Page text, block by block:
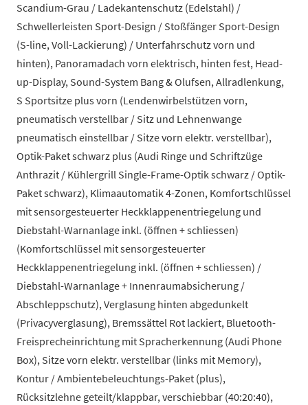
Scandium-Grau / Ladekantenschutz (Edelstahl) /
Schwellerleisten Sport-Design / Stoßfänger Sport-Design
(S-line, Voll-Lackierung) / Unterfahrschutz vorn und
hinten), Panoramadach vorn elektrisch, hinten fest, Head-
up-Display, Sound-System Bang & Olufsen, Allradlenkung,
S Sportsitze plus vorn (Lendenwirbelstützen vorn,
pneumatisch verstellbar / Sitz und Lehnenwange
pneumatisch einstellbar / Sitze vorn elektr. verstellbar),
Optik-Paket schwarz plus (Audi Ringe und Schriftzüge
Anthrazit / Kühlergrill Single-Frame-Optik schwarz / Optik-
Paket schwarz), Klimaautomatik 4-Zonen, Komfortschlüssel
mit sensorgesteuerter Heckklappenentriegelung und
Diebstahl-Warnanlage inkl. (öffnen + schliessen)
(Komfortschlüssel mit sensorgesteuerter
Heckklappenentriegelung inkl. (öffnen + schliessen) /
Diebstahl-Warnanlage + Innenraumabsicherung /
Abschleppschutz), Verglasung hinten abgedunkelt
(Privacyverglasung), Bremssättel Rot lackiert, Bluetooth-
Freisprecheinrichtung mit Spracherkennung (Audi Phone
Box), Sitze vorn elektr. verstellbar (links mit Memory),
Kontur / Ambientebeleuchtungs-Paket (plus),
Rücksitzlehne geteilt/klappbar, verschiebbar (40:20:40),